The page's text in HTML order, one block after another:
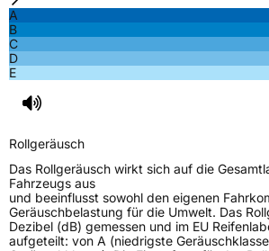
A
B
C
D
E
Rollgeräusch
Das Rollgeräusch wirkt sich auf die
Fahrzeugs aus
und beeinflusst sowohl den eigenen
Geräuschbelastung für die Umwelt. Das
Dezibel (dB) gemessen und im EU
aufgeteilt: von A (niedrigste